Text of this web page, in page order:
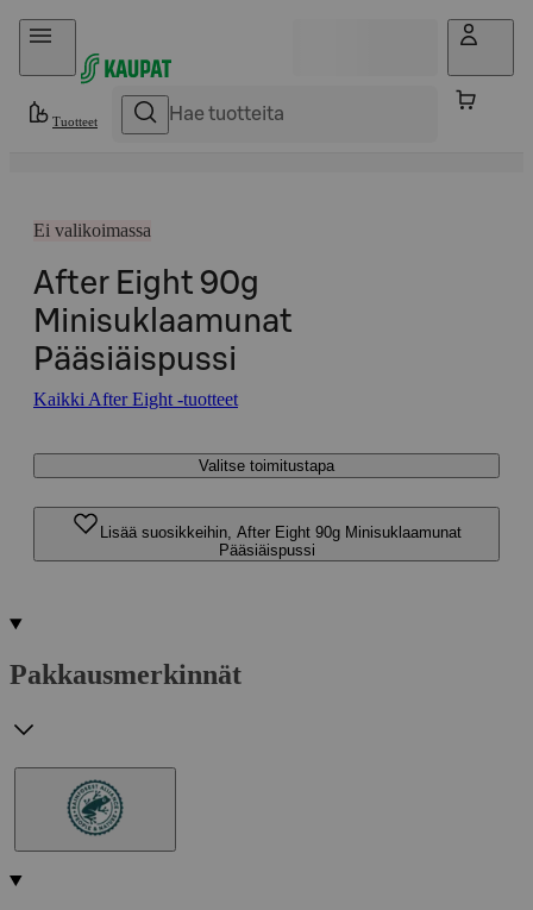
Hyppää sisältöön
Tuotteet
Ei valikoimassa
After Eight 90g
Minisuklaamunat
Pääsiäispussi
Kaikki After Eight -tuotteet
Valitse toimitustapa
Lisää suosikkeihin, After Eight 90g Minisuklaamunat
Pääsiäispussi
Pakkausmerkinnät